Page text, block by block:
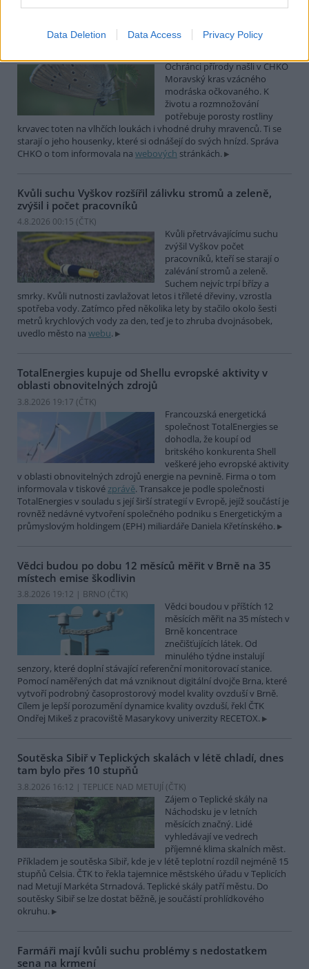
Data Deletion Data Access Privacy Policy
modráska očkovaného
Ochránci přírody našli v CHKO
Moravský kras vzácného
modráska očkovaného. K
životu a rozmnožování
potřebuje porosty rostliny
krvavec toten na vlhčích loukách i vhodné druhy mravenců. Ti se
starají o jeho housenky, které si odnášejí do svých hnízd. Správa
CHKO o tom informovala na webových stránkách.
Kvůli suchu Vyškov rozšířil zálivku stromů a zeleně,
zvýšil i počet pracovníků
4.8.2026 00:15 (ČTK)
Kvůli přetrvávajícímu suchu
zvýšil Vyškov počet
pracovníků, kteří se starají o
zalévání stromů a zeleně.
Suchem nejvíc trpí břízy a
smrky. Kvůli nutnosti zavlažovat letos i tříleté dřeviny, vzrostla
spotřeba vody. Zatímco před několika lety by stačilo okolo šesti
metrů krychlových vody za den, teď je to zhruba dvojnásobek,
uvedlo město na webu.
TotalEnergies kupuje od Shellu evropské aktivity v
oblasti obnovitelných zdrojů
3.8.2026 19:17 (ČTK)
Francouzská energetická
společnost TotalEnergies se
dohodla, že koupí od
britského konkurenta Shell
veškeré jeho evropské aktivity
v oblasti obnovitelných zdrojů energie na pevnině. Firma o tom
informovala v tiskovézprávě. Transakce je podle společnosti
TotalEnergies v souladu s její širší strategií v Evropě, jejíž součástí je
rovněž nedávné vytvoření společného podniku s Energetickým a
průmyslovým holdingem (EPH) miliardáře Daniela Křetínského.
Vědci budou po dobu 12 měsíců měřit v Brně na 35
místech emise škodlivin
3.8.2026 19:12 | BRNO (ČTK)
Vědci boudou v příštích 12
měsících měřit na 35 místech v
Brně koncentrace
znečišťujících látek. Od
minulého týdne instalují
senzory, které doplní stávající referenční monitorovací stanice.
Pomocí naměřených dat má vzniknout digitální dvojče Brna, které
vytvoří podrobný časoprostorový model kvality ovzduší v Brně.
Cílem je lepší porozumění dynamice kvality ovzduší, řekl ČTK
Ondřej Mikeš z pracoviště Masarykovy univerzity RECETOX.
Soutěska Sibiř v Teplických skalách v létě chladí, dnes
tam bylo přes 10 stupňů
3.8.2026 16:12 | TEPLICE NAD METUJÍ (ČTK)
Zájem o Teplické skály na
Náchodsku je v letních
měsících značný. Lidé
vyhledávají ve vedrech
příjemné klima skalních měst.
Příkladem je soutěska Sibiř, kde je v létě teplotní rozdíl nejméně 15
stupňů Celsia. ČTK to řekla tajemnice městského úřadu v Teplicích
nad Metují Markéta Strnadová. Teplické skály patří městu. Do
soutěsky Sibiř se lze dostat běžně, je součástí prohlídkového
okruhu.
Farmáři mají kvůli suchu problémy s nedostatkem
sena na krmení